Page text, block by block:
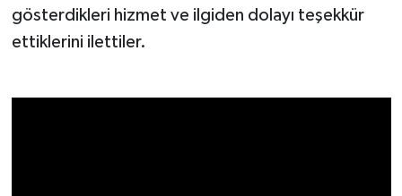
gösterdikleri hizmet ve ilgiden dolayı teşekkür
ettiklerini ilettiler.